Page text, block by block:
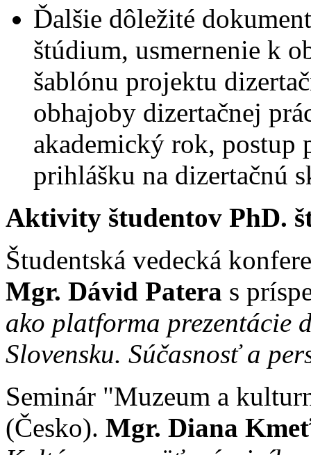
Ďalšie dôležité
štúdium, usmernenie k
šablónu projektu
obhajoby dizertačnej
akademický rok, postup
prihlášku na dizertačnú
Aktivity študentov PhD.
Študentská vedecká
Mgr. Dávid Patera s
ako platforma prezentácie
Slovensku. Súčasnosť a
Seminár "Muzeum a
(Česko). Mgr. Diana